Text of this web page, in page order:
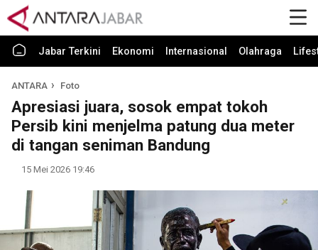
Jabar Terkini Ekonomi Internasional Olahraga
ANTARA Foto
Apresiasi juara, sosok empat tokoh
Persib kini menjelma patung dua meter
di tangan seniman Bandung
15 Mei 2026 19:46